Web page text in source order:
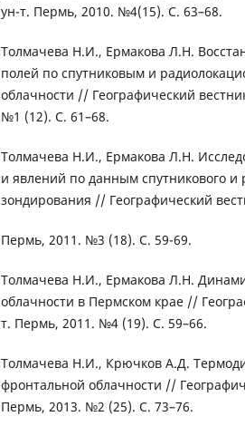
ун-т. Пермь, 2010. №4(15). С. 63–68.
Толмачева Н.И., Ермакова Л.Н.
полей по спутниковым и
облачности // Географический
№1 (12). С. 61–68.
Толмачева Н.И., Ермакова Л.Н.
и явлений по данным спутникового и
зондирования // Географический
Пермь, 2011. №3 (18). С. 59-69.
Толмачева Н.И., Ермакова Л.Н.
облачности в Пермском крае //
т. Пермь, 2011. №4 (19). С. 59–66.
Толмачева Н.И., Крючков А.Д.
фронтальной облачности //
Пермь, 2013. №2 (25). С. 73–76.